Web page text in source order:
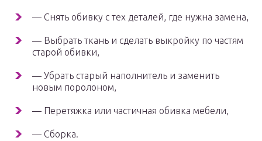
— Снять обивку с тех деталей, где нужна замена,
— Выбрать ткань и сделать выкройку по частям
старой обивки,
— Убрать старый наполнитель и заменить
новым поролоном,
— Перетяжка или частичная обивка мебели,
— Сборка.